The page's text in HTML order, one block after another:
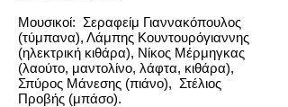
Μουσικοί: Σεραφείμ Γιαννακόπουλος
(τύμπανα), Λάμπης Κουντουρόγιαννης
(ηλεκτρική κιθάρα), Νίκος Μέρμηγκας
(λαούτο, μαντολίνο, λάφτα, κιθάρα),
Σπύρος Μάνεσης (πιάνο), Στέλιος
Προβής (μπάσο).